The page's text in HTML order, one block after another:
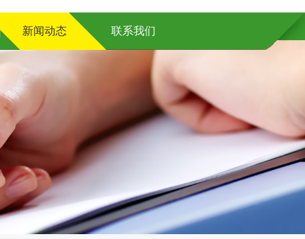
新闻动态 联系我们